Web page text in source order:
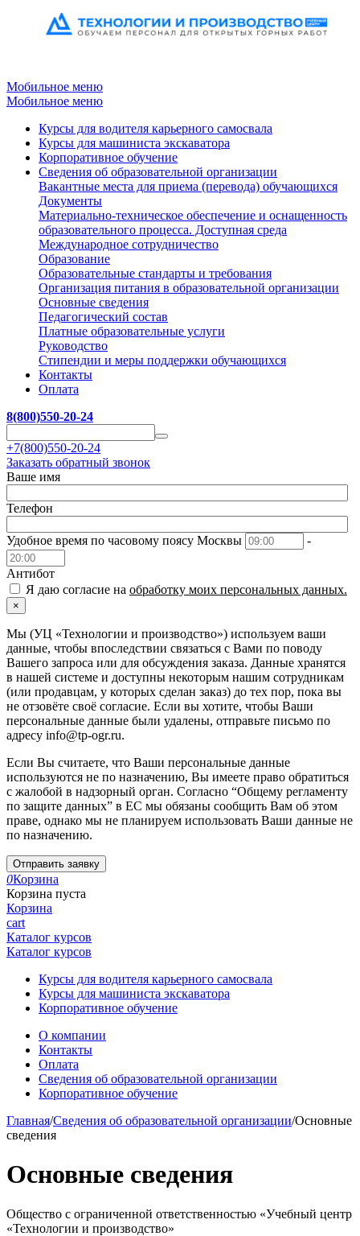
Мобильное меню
Мобильное меню
Курсы для водителя карьерного самосвала
Курсы для машиниста экскаватора
Корпоративное обучение
Сведения об образовательной организации
Вакантные места для приема (перевода) обучающихся
Документы
Материально-техническое обеспечение и оснащенность
образовательного процесса. Доступная среда
Международное сотрудничество
Образование
Образовательные стандарты и требования
Организация питания в образовательной организации
Основные сведения
Педагогический состав
Платные образовательные услуги
Руководство
Стипендии и меры поддержки обучающихся
Контакты
Оплата
8(800)550-20-24
+7(800)550-20-24
Заказать обратный звонок
Ваше имя
Телефон
Удобное время по часовому поясу Москвы -
Антибот
Я даю согласие на обработку моих персональных данных.
×
Мы (УЦ «Технологии и производство») используем ваши
данные, чтобы впоследствии связаться с Вами по поводу
Вашего запроса или для обсуждения заказа. Данные хранятся
в нашей системе и доступны некоторым нашим сотрудникам
(или продавцам, у которых сделан заказ) до тех пор, пока вы
не отзовёте своё согласие. Если вы хотите, чтобы Ваши
персональные данные были удалены, отправьте письмо по
адресу info@tp-ogr.ru.
Если Вы считаете, что Ваши персональные данные
используются не по назначению, Вы имеете право обратиться
с жалобой в надзорный орган. Согласно “Общему регламенту
по защите данных” в ЕС мы обязаны сообщить Вам об этом
праве, однако мы не планируем использовать Ваши данные не
по назначению.
Отправить заявку
0Корзина
Корзина пуста
Корзина
cart
Каталог курсов
Каталог курсов
Курсы для водителя карьерного самосвала
Курсы для машиниста экскаватора
Корпоративное обучение
О компании
Контакты
Оплата
Сведения об образовательной организации
Корпоративное обучение
Главная/Сведения об образовательной организации/Основные
сведения
Основные сведения
Общество с ограниченной ответственностью «Учебный центр
«Технологии и производство»